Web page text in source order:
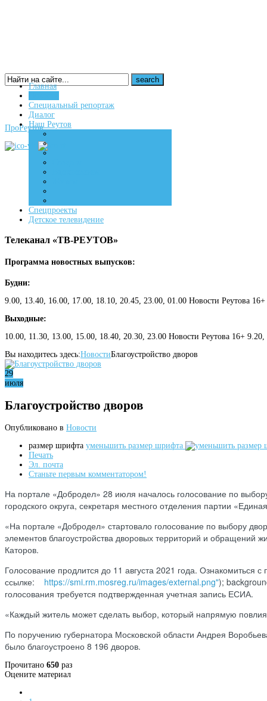
16+
ПроРеутов
Главная
Специальный репортаж
Диалог
Наш Реутов
Спецпроекты
Детское телевидение
Телеканал «ТВ-РЕУТОВ»
Программа новостных выпусков:
Будни:
9.00, 13.40, 16.00, 17.00, 18.10, 20.45, 23.00, 01.00 Новости Реутова
Выходные:
10.00, 11.30, 13.00, 15.00, 18.40, 20.30, 23.00 Новости Реутова 16+
Вы находитесь здесь:НовостиБлагоустройство дворов
29
июля
Благоустройство дворов
Опубликовано в Новости
размер шрифта уменьшить размер шрифта
Печать
Эл. почта
Станьте первым комментатором!
На портале «Добродел» 28 июля началось голосование по
городского округа, секретаря местного отделения партии
«На портале «Добродел» стартовало голосование по выбору
элементов благоустройства дворовых территорий и обращений
Каторов.
Голосование продлится до 11 августа 2021 года.
ссылке:
https://smi.rm.mosreg.ru/images/external.png");
голосования требуется подтвержденная учетная запись ЕСИА.
«Каждый житель может сделать выбор, который напрямую
По поручению губернатора Московской области Андрея
было благоустроено 8 196 дворов.
Прочитано 650 раз
Оцените материал